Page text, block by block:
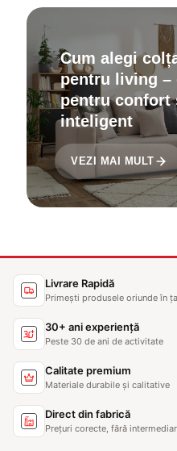
Cum alegi
pentru living –
pentru confort
inteligent
VEZI MAI MULT
Livrare Rapidă
Primești produsele oriunde în
30+ ani experiență
Peste 30 de ani de activitate
Calitate premium
Materiale durabile și calitative
Direct din fabrică
Prețuri corecte, fără